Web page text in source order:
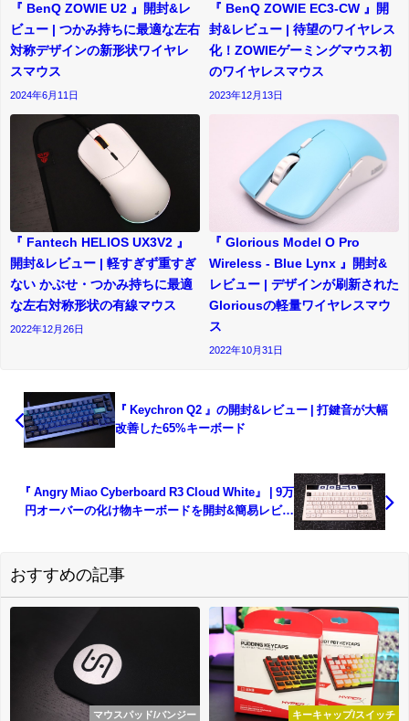
『 BenQ ZOWIE U2 』開封&レ
ビュー | つかみ持ちに最適な左右
対称デザインの新形状ワイヤレ
スマウス
2024年6月11日
『 BenQ ZOWIE EC3-CW 』開
封&レビュー | 待望のワイヤレス
化！ZOWIEゲーミングマウス初
のワイヤレスマウス
2023年12月13日
『 Fantech HELIOS UX3V2 』
開封&レビュー | 軽すぎず重すぎ
ない かぶせ・つかみ持ちに最適
な左右対称形状の有線マウス
2022年12月26日
『 Glorious Model O Pro
Wireless - Blue Lynx 』開封&
レビュー | デザインが刷新された
Gloriousの軽量ワイヤレスマウ
ス
2022年10月31日
『 Keychron Q2 』の開封&レビュー | 打鍵音が大幅
改善した65%キーボード
『 Angry Miao Cyberboard R3 Cloud White』 | 9万
円オーバーの化け物キーボードを開封&簡易レビュ
おすすめの記事
マウスパッド/バンジー キーキャップ/スイッチ